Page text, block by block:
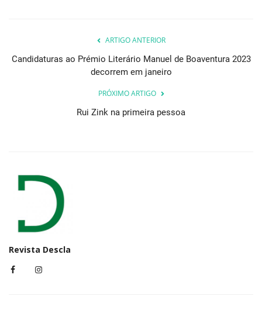
ARTIGO ANTERIOR
Candidaturas ao Prémio Literário Manuel de Boaventura 2023
decorrem em janeiro
PRÓXIMO ARTIGO
Rui Zink na primeira pessoa
Revista Descla